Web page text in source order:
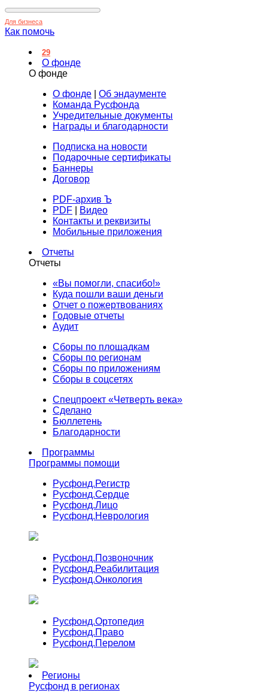
Для бизнеса
Как помочь
29
О фонде
О фонде
О фонде
Об эндаументе
Команда Русфонда
Учредительные документы
Награды и благодарности
Подписка на новости
Подарочные сертификаты
Баннеры
Договор
PDF-архив Ъ
PDF
Видео
Контакты и реквизиты
Мобильные приложения
Отчеты
Отчеты
«Вы помогли, спасибо!»
Куда пошли ваши деньги
Отчет о пожертвованиях
Годовые отчеты
Аудит
Сборы по площадкам
Сборы по регионам
Сборы по приложениям
Сборы в соцсетях
Спецпроект «Четверть века»
Сделано
Бюллетень
Благодарности
Программы
Программы помощи
Русфонд.Регистр
Русфонд.Сердце
Русфонд.Лицо
Русфонд.Неврология
Русфонд.Позвоночник
Русфонд.Реабилитация
Русфонд.Онкология
Русфонд.Ортопедия
Русфонд.Право
Русфонд.Перелом
Регионы
Русфонд в регионах